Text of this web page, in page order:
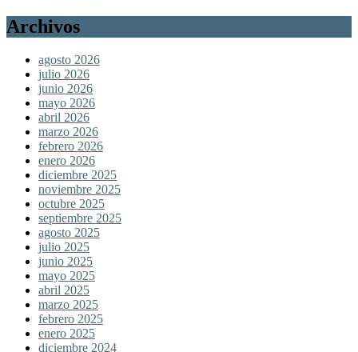
Archivos
agosto 2026
julio 2026
junio 2026
mayo 2026
abril 2026
marzo 2026
febrero 2026
enero 2026
diciembre 2025
noviembre 2025
octubre 2025
septiembre 2025
agosto 2025
julio 2025
junio 2025
mayo 2025
abril 2025
marzo 2025
febrero 2025
enero 2025
diciembre 2024